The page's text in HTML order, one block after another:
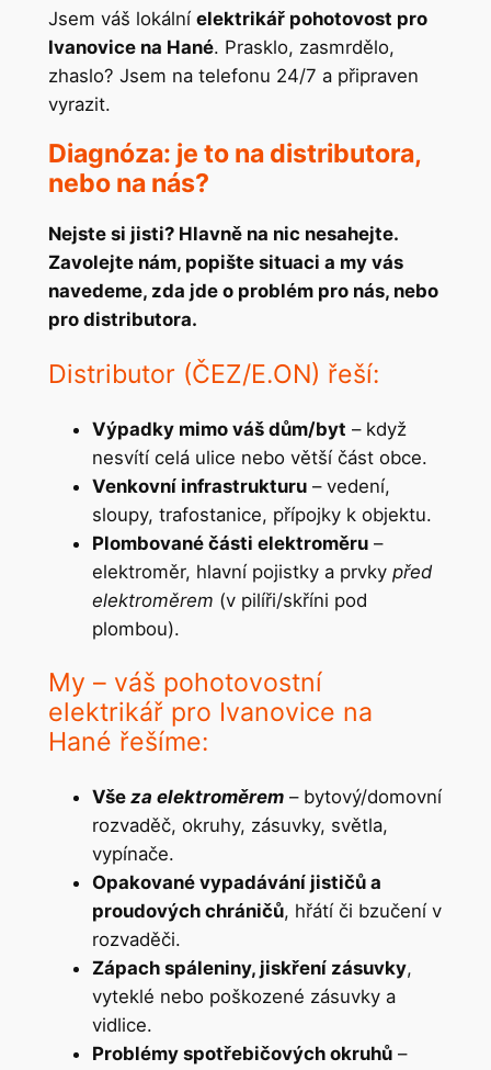
Jsem váš lokální elektrikář pohotovost pro
Ivanovice na Hané. Prasklo, zasmrdělo,
zhaslo? Jsem na telefonu 24/7 a připraven
vyrazit.
Diagnóza: je to na distributora,
nebo na nás?
Nejste si jisti? Hlavně na nic nesahejte.
Zavolejte nám, popište situaci a my vás
navedeme, zda jde o problém pro nás, nebo
pro distributora.
Distributor (ČEZ/E.ON) řeší:
Výpadky mimo váš dům/byt – když
nesvítí celá ulice nebo větší část obce.
Venkovní infrastrukturu– vedení,
sloupy, trafostanice, přípojky k objektu.
Plombované části elektroměru–
elektroměr, hlavní pojistky a prvky před
elektroměrem (v pilíři/skříni pod
plombou).
My – váš pohotovostní
elektrikář pro Ivanovice na
Hané řešíme:
Vše za elektroměrem– bytový/domovní
rozvaděč, okruhy, zásuvky, světla,
vypínače.
Opakované vypadávání jističů a
proudových chráničů, hřátí či bzučení v
rozvaděči.
Zápach spáleniny, jiskření zásuvky,
vyteklé nebo poškozené zásuvky a
vidlice.
Problémy spotřebičových okruhů–